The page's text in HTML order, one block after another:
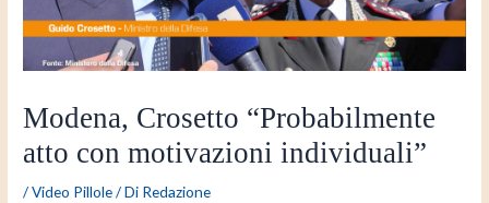
Modena, Crosetto “Probabilmente
atto con motivazioni individuali”
/Video Pillole/ Di Redazione